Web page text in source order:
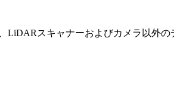
スキャナーおよびカメラ以外